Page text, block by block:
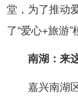
堂，为了推动
了“爱心+旅游”
南湖：来
嘉兴南湖区